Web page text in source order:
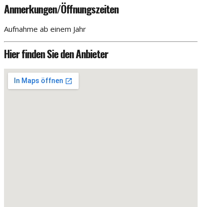
Anmerkungen/Öffnungszeiten
Aufnahme ab einem Jahr
Hier finden Sie den Anbieter